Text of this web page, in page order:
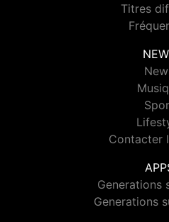
Titres
Contacter
Generations
Generations